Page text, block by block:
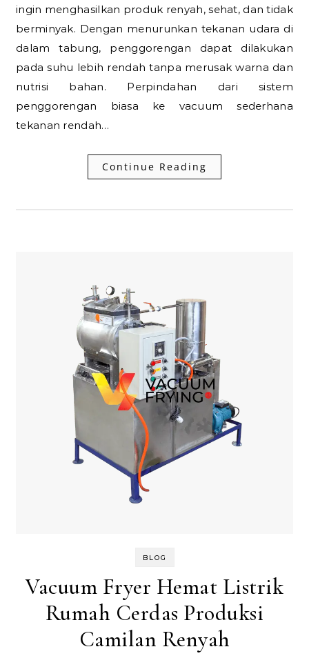
ingin menghasilkan produk renyah, sehat, dan tidak
berminyak. Dengan menurunkan tekanan udara di
dalam tabung, penggorengan dapat dilakukan
pada suhu lebih rendah tanpa merusak warna dan
nutrisi bahan. Perpindahan dari sistem
penggorengan biasa ke vacuum sederhana
tekanan rendah…
Continue Reading
BLOG
Vacuum Fryer Hemat Listrik
Rumah Cerdas Produksi
Camilan Renyah